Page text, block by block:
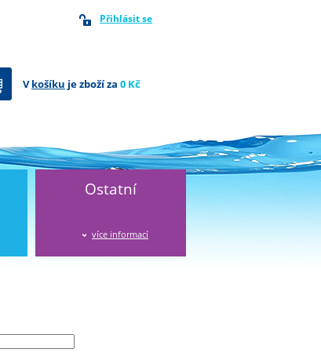
Přihlásit se
Vkošíku je zboží za 0 Kč
Ostatní
více informací